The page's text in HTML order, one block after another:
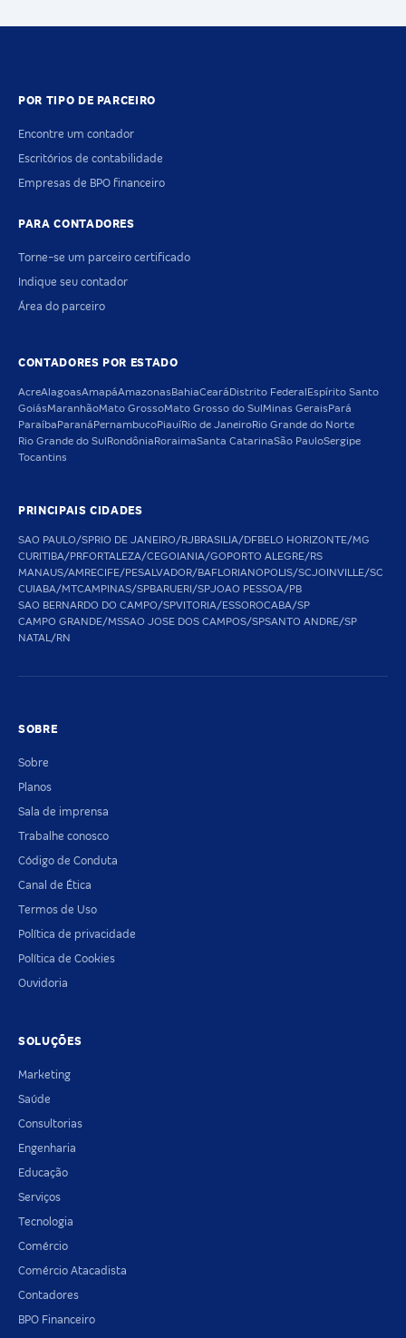
POR TIPO DE PARCEIRO
Encontre um contador
Escritórios de contabilidade
Empresas de BPO financeiro
PARA CONTADORES
Torne-se um parceiro certificado
Indique seu contador
Área do parceiro
CONTADORES POR ESTADO
AcreAlagoasAmapáAmazonas BahiaCeará Distrito Federal Espírito Santo
GoiásMaranhãoMato GrossoMato Grosso do Sul Minas Gerais Pará
Paraíba Paraná PernambucoPiauíRio de JaneiroRio Grande do Norte
Rio Grande do Sul Rondônia RoraimaSanta CatarinaSão PauloSergipe
Tocantins
PRINCIPAIS CIDADES
SAO PAULO/SPRIO DE JANEIRO/RJBRASILIA/DFBELO HORIZONTE/MG
CURITIBA/PRFORTALEZA/CEGOIANIA/GOPORTO ALEGRE/RS
MANAUS/AMRECIFE/PESALVADOR/BAFLORIANOPOLIS/SCJOINVILLE/SC
CUIABA/MTCAMPINAS/SPBARUERI/SPJOAO PESSOA/PB
SAO BERNARDO DO CAMPO/SPVITORIA/ESSOROCABA/SP
CAMPO GRANDE/MSSAO JOSE DOS CAMPOS/SPSANTO ANDRE/SP
NATAL/RN
SOBRE
Sobre
Planos
Sala de imprensa
Trabalhe conosco
Código de Conduta
Canal de Ética
Termos de Uso
Política de privacidade
Política de Cookies
Ouvidoria
SOLUÇÕES
Marketing
Saúde
Consultorias
Engenharia
Educação
Serviços
Tecnologia
Comércio
Comércio Atacadista
Contadores
BPO Financeiro